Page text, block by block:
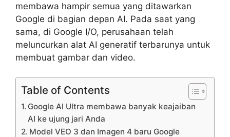
membawa hampir semua yang ditawarkan
Google di bagian depan AI. Pada saat yang
sama, di Google I/O, perusahaan telah
meluncurkan alat AI generatif terbarunya untuk
membuat gambar dan video.
Table of Contents
Google AI Ultra membawa banyak keajaiban
AI ke ujung jari Anda
Model VEO 3 dan Imagen 4 baru Google